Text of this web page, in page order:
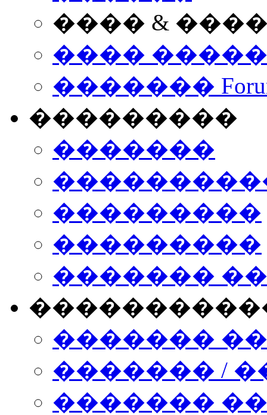
���� &
����
�������
���������
�������
���������
���������
�������
�������
������� /
�������